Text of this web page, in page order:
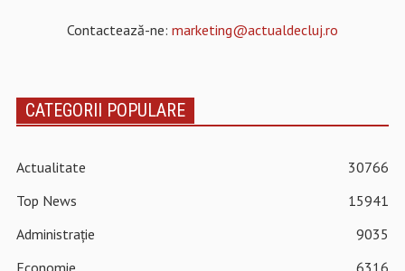
Contactează-ne: marketing@actualdecluj.ro
CATEGORII POPULARE
Actualitate
30766
Top News
15941
Administrație
9035